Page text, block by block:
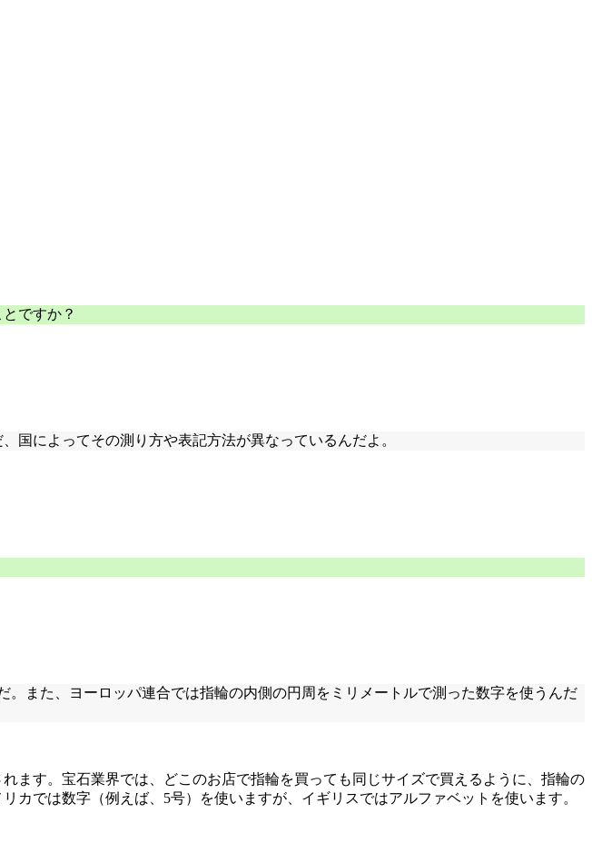
ですか？
国によってその測り方や表記方法が異なっているんだよ。
また、ヨーロッパ連合では指輪の内側の円周をミリメートルで測った数字を使うんだ
ます。宝石業界では、どこのお店で指輪を買っても同じサイズで買えるように、指輪の
では数字（例えば、5号）を使いますが、イギリスではアルファベットを使います。